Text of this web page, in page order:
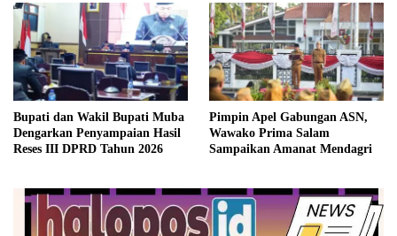
Bupati dan Wakil Bupati Muba
Dengarkan Penyampaian Hasil
Reses III DPRD Tahun 2026
Pimpin Apel Gabungan ASN,
Wawako Prima Salam
Sampaikan Amanat Mendagri